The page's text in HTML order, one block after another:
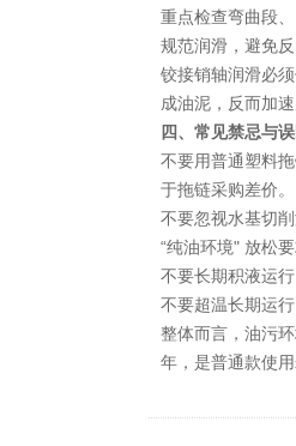
重点检查弯曲段
规范润滑，避免
铰接销轴润滑必
成油泥，反而加
四、常见禁忌与
不要用普通塑料
于拖链采购差价。
不要忽视水基切
“纯油环境" 放松
不要长期积液运行
不要超温长期运行
整体而言，油污
年，是普通款使